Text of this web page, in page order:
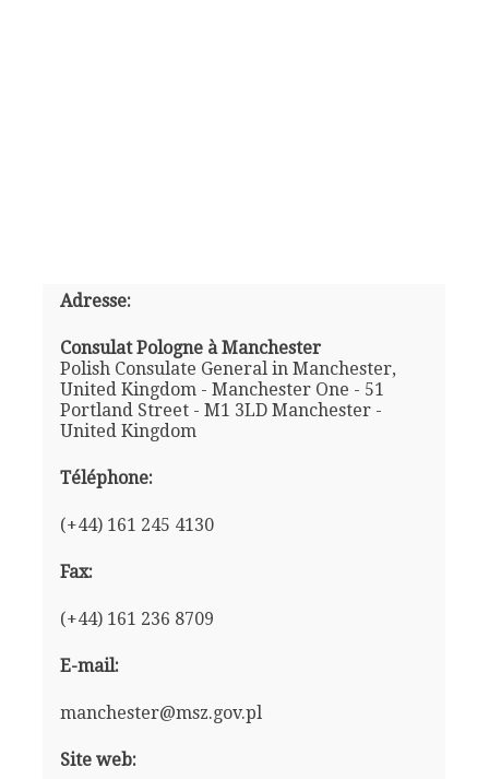
Adresse:
Consulat Pologne à Manchester
Polish Consulate General in Manchester,
United Kingdom - Manchester One - 51
Portland Street - M1 3LD Manchester -
United Kingdom
Téléphone:
(+44) 161 245 4130
Fax:
(+44) 161 236 8709
E-mail:
manchester@msz.gov.pl
Site web: